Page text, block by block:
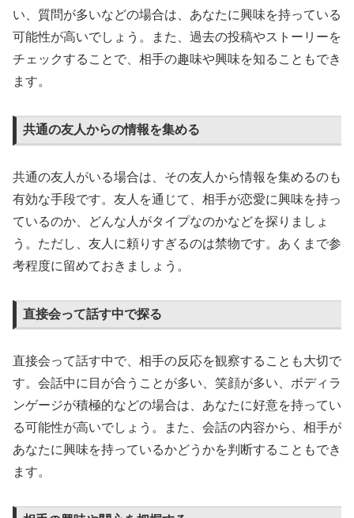
い、質問が多いなどの場合は、あなたに興味を持っている
可能性が高いでしょう。また、過去の投稿やストーリーを
チェックすることで、相手の趣味や興味を知ることもでき
ます。
共通の友人からの情報を集める
共通の友人がいる場合は、その友人から情報を集めるのも
有効な手段です。友人を通じて、相手が恋愛に興味を持っ
ているのか、どんな人がタイプなのかなどを探りましょ
う。ただし、友人に頼りすぎるのは禁物です。あくまで参
考程度に留めておきましょう。
直接会って話す中で探る
直接会って話す中で、相手の反応を観察することも大切で
す。会話中に目が合うことが多い、笑顔が多い、ボディラ
ンゲージが積極的などの場合は、あなたに好意を持ってい
る可能性が高いでしょう。また、会話の内容から、相手が
あなたに興味を持っているかどうかを判断することもでき
ます。